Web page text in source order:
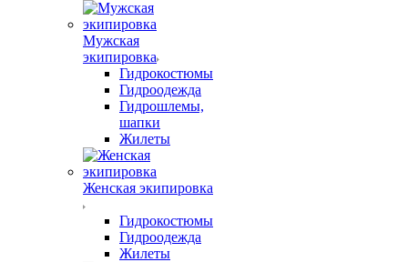
Мужская
экипировка
Гидрокостюмы
Гидроодежда
Гидрошлемы,
шапки
Жилеты
Женская экипировка
Гидрокостюмы
Гидроодежда
Жилеты